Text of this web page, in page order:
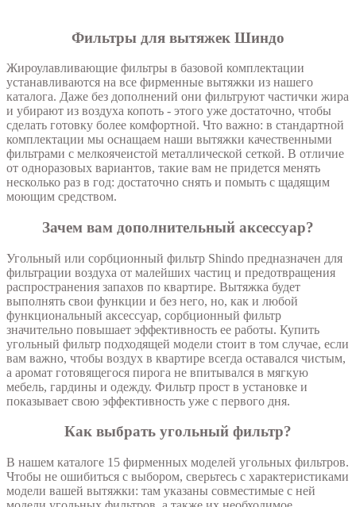
Фильтры для вытяжек Шиндо
Жироулавливающие фильтры в базовой комплектации
устанавливаются на все фирменные вытяжки из нашего
каталога. Даже без дополнений они фильтруют частички жира
и убирают из воздуха копоть - этого уже достаточно, чтобы
сделать готовку более комфортной. Что важно: в стандартной
комплектации мы оснащаем наши вытяжки качественными
фильтрами с мелкоячеистой металлической сеткой. В отличие
от одноразовых вариантов, такие вам не придется менять
несколько раз в год: достаточно снять и помыть с щадящим
моющим средством.
Зачем вам дополнительный аксессуар?
Угольный или сорбционный фильтр Shindo предназначен для
фильтрации воздуха от малейших частиц и предотвращения
распространения запахов по квартире. Вытяжка будет
выполнять свои функции и без него, но, как и любой
функциональный аксессуар, сорбционный фильтр
значительно повышает эффективность ее работы. Купить
угольный фильтр подходящей модели стоит в том случае, если
вам важно, чтобы воздух в квартире всегда оставался чистым,
а аромат готовящегося пирога не впитывался в мягкую
мебель, гардины и одежду. Фильтр прост в установке и
показывает свою эффективность уже с первого дня.
Как выбрать угольный фильтр?
В нашем каталоге 15 фирменных моделей угольных фильтров.
Чтобы не ошибиться с выбором, сверьтесь с характеристиками
модели вашей вытяжки: там указаны совместимые с ней